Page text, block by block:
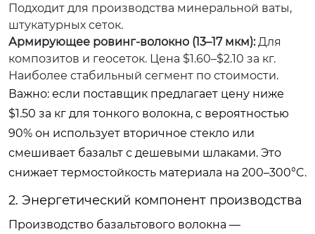
Подходит для производства минеральной ваты,
штукатурных сеток.
Армирующее ровинг-волокно (13–17 мкм):Для
композитов и геосеток. Цена $1.60–$2.10 за кг.
Наиболее стабильный сегмент по стоимости.
Важно: если поставщик предлагает цену ниже
$1.50 за кг для тонкого волокна, с вероятностью
90% он использует вторичное стекло или
смешивает базальт с дешевыми шлаками. Это
снижает термостойкость материала на 200–300°C.
2. Энергетический компонент производства
Производство базальтового волокна —